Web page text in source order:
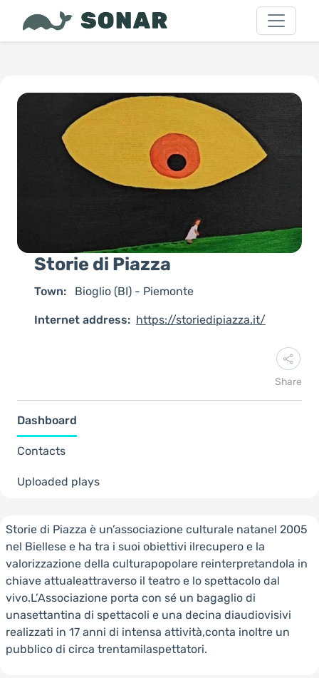
Storie di Piazza
Town: Bioglio (BI) - Piemonte
Internet address: https://storiedipiazza.it/
Share
Dashboard
Contacts
Uploaded plays
Storie di Piazza è un’associazione culturale natanel 2005
nel Biellese e ha tra i suoi obiettivi ilrecupero e la
valorizzazione della culturapopolare reinterpretandola in
chiave attualeattraverso il teatro e lo spettacolo dal
vivo.L’Associazione porta con sé un bagaglio di
unasettantina di spettacoli e una decina diaudiovisivi
realizzati in 17 anni di intensa attività,conta inoltre un
pubblico di circa trentamilaspettatori.